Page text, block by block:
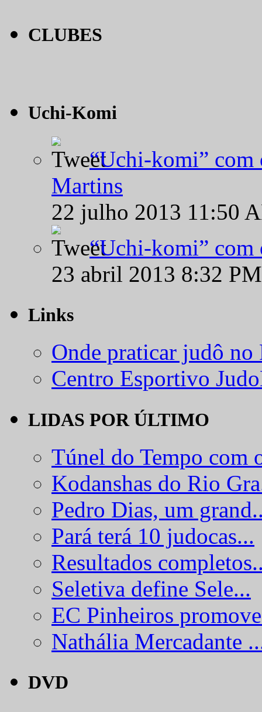
CLUBES
Uchi-Komi
“Uchi-komi” com
Martins
22 julho 2013 11:50
“Uchi-komi” com
23 abril 2013 8:32
Links
Onde praticar judô
Centro Esportivo
LIDAS POR ÚLTIMO
Túnel do Tempo com
Kodanshas do Rio
Pedro Dias, um
Pará terá 10 judocas...
Resultados
Seletiva define Sele...
EC Pinheiros
Nathália Mercadante
DVD